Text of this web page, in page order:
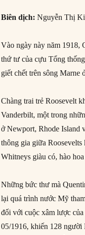
Biên dịch: Nguyễn Thị
Vào ngày này năm 1918,
thứ tư của cựu Tổng
giết chết trên sông Marne
Chàng trai trẻ Roosevelt
Vanderbilt, một trong
ở Newport, Rhode Island
thông gia giữa
Whitneys giàu có, hào
Những bức thư mà
lại quá trình nước Mỹ
đối với cuộc xâm lược
05/1916, khiến 128 người